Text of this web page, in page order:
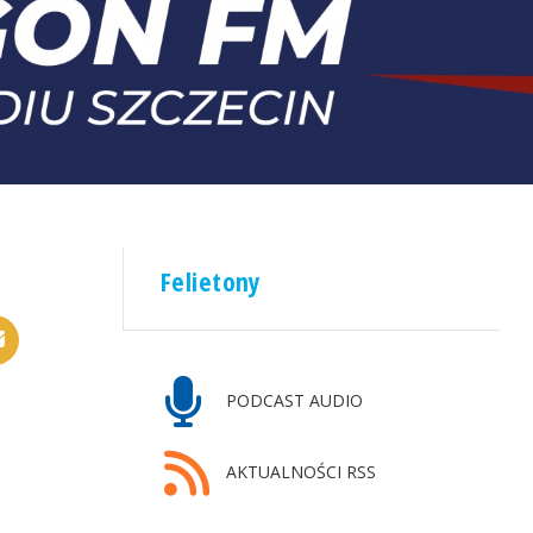
Felietony
PODCAST AUDIO
AKTUALNOŚCI RSS